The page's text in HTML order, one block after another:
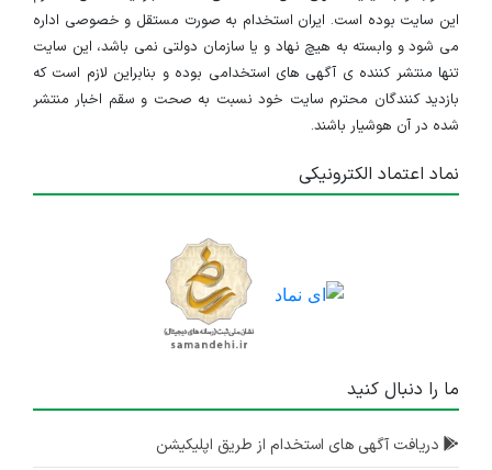
این سایت بوده است. ایران استخدام به صورت مستقل و خصوصی اداره
می شود و وابسته به هیچ نهاد و یا سازمان دولتی نمی باشد، این سایت
تنها منتشر کننده ی آگهی های استخدامی بوده و بنابراین لازم است که
بازدید کنندگان محترم سایت خود نسبت به صحت و سقم اخبار منتشر
شده در آن هوشیار باشند.
نماد اعتماد الکترونیکی
ما را دنبال کنید
دریافت آگهی های استخدام از طریق اپلیکیشن